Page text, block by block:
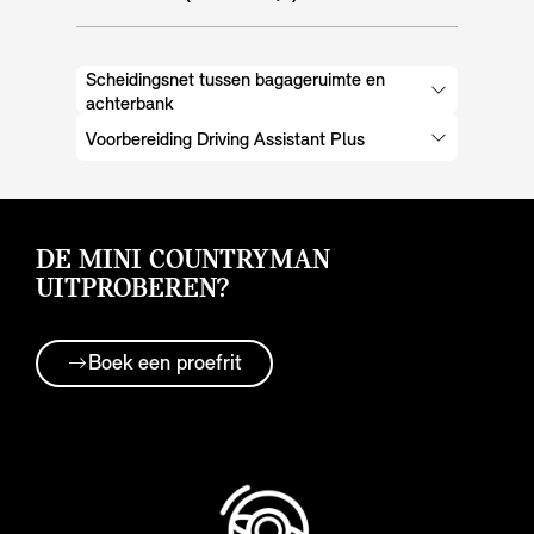
Scheidingsnet tussen bagageruimte en
achterbank
Voorbereiding Driving Assistant Plus
DE MINI COUNTRYMAN
UITPROBEREN?
Boek een proefrit